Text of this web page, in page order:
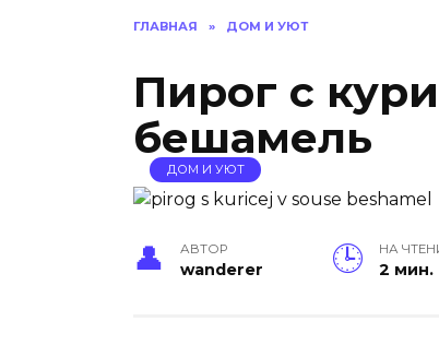
ГЛАВНАЯ » ДОМ И УЮТ
Пирог с
бешамель
ДОМ И УЮТ
АВТОР
wanderer
НА
2 мин.